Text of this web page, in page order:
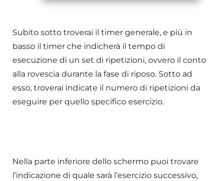
Subito sotto troverai il timer generale, e più in
basso il timer che indicherà il tempo di
esecuzione di un set di ripetizioni, ovvero il conto
alla rovescia durante la fase di riposo. Sotto ad
esso, troverai indicate il numero di ripetizioni da
eseguire per quello specifico esercizio.
Nella parte inferiore dello schermo puoi trovare
l’indicazione di quale sarà l’esercizio successivo,